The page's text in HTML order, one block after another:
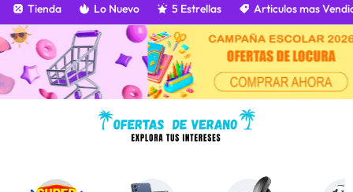
Tienda Lo Nuevo 5 Estrellas Articulos mas